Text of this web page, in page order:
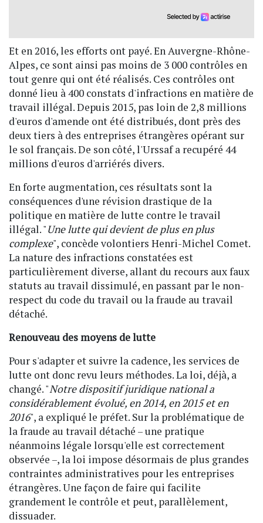
Et en 2016, les efforts ont payé. En Auvergne-Rhône-
Alpes, ce sont ainsi pas moins de 3 000 contrôles en
tout genre qui ont été réalisés. Ces contrôles ont
donné lieu à 400 constats d'infractions en matière de
travail illégal. Depuis 2015, pas loin de 2,8 millions
d'euros d'amende ont été distribués, dont près des
deux tiers à des entreprises étrangères opérant sur
le sol français. De son côté, l'Urssaf a recupéré 44
millions d'euros d'arriérés divers.
En forte augmentation, ces résultats sont la
conséquences d'une révision drastique de la
politique en matière de lutte contre le travail
illégal. "Une lutte qui devient de plus en plus
complexe", concède volontiers Henri-Michel Comet.
La nature des infractions constatées est
particulièrement diverse, allant du recours aux faux
statuts au travail dissimulé, en passant par le non-
respect du code du travail ou la fraude au travail
détaché.
Renouveau des moyens de lutte
Pour s'adapter et suivre la cadence, les services de
lutte ont donc revu leurs méthodes. La loi, déjà, a
changé. "Notre dispositif juridique national a
considérablement évolué, en 2014, en 2015 et en
2016", a expliqué le préfet. Sur la problématique de
la fraude au travail détaché – une pratique
néanmoins légale lorsqu'elle est correctement
observée –, la loi impose désormais de plus grandes
contraintes administratives pour les entreprises
étrangères. Une façon de faire qui facilite
grandement le contrôle et peut, parallèlement,
dissuader.